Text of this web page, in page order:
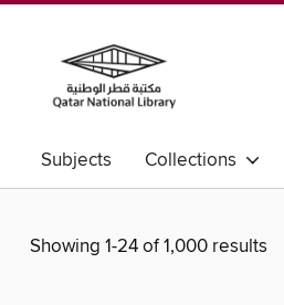
Subjects Collections
Showing 1-24 of 1,000 results